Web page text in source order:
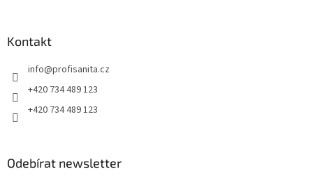
Kontakt
info@profisanita.cz
+420 734 489 123
+420 734 489 123
Odebírat newsletter